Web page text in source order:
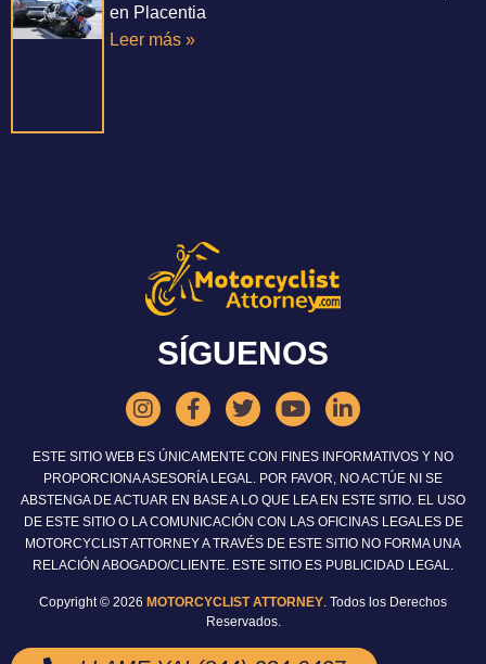
en Placentia
Leer más »
SÍGUENOS
ESTE SITIO WEB ES ÚNICAMENTE CON FINES INFORMATIVOS Y NO
PROPORCIONA ASESORÍA LEGAL. POR FAVOR, NO ACTÚE NI SE
ABSTENGA DE ACTUAR EN BASE A LO QUE LEA EN ESTE SITIO. EL USO
DE ESTE SITIO O LA COMUNICACIÓN CON LAS OFICINAS LEGALES DE
MOTORCYCLIST ATTORNEY A TRAVÉS DE ESTE SITIO NO FORMA UNA
RELACIÓN ABOGADO/CLIENTE. ESTE SITIO ES PUBLICIDAD LEGAL.
Copyright © 2026 MOTORCYCLIST ATTORNEY. Todos los Derechos
Reservados.